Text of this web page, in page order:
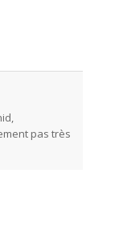
pas très